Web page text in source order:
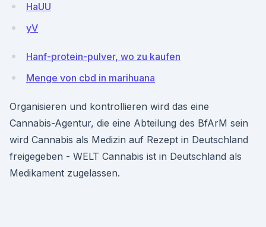
HaUU
yV
Hanf-protein-pulver, wo zu kaufen
Menge von cbd in marihuana
Organisieren und kontrollieren wird das eine
Cannabis-Agentur, die eine Abteilung des BfArM sein
wird Cannabis als Medizin auf Rezept in Deutschland
freigegeben - WELT Cannabis ist in Deutschland als
Medikament zugelassen.